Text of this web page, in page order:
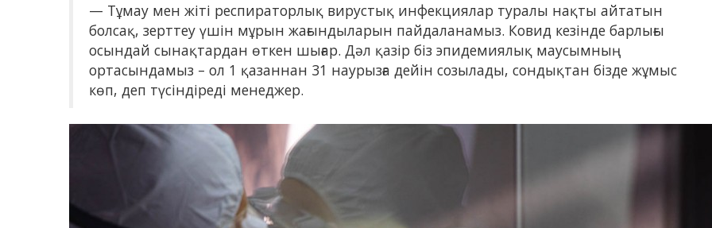
— Тұмау мен жіті респираторлық вирустық инфекциялар туралы нақты айтатын
болсақ, зерттеу үшін мұрын жағындыларын пайдаланамыз. Ковид кезінде барлығы
осындай сынақтардан өткен шығар. Дәл қазір біз эпидемиялық маусымның
ортасындамыз – ол 1 қазаннан 31 наурызға дейін созылады, сондықтан бізде жұмыс
көп, деп түсіндіреді менеджер.